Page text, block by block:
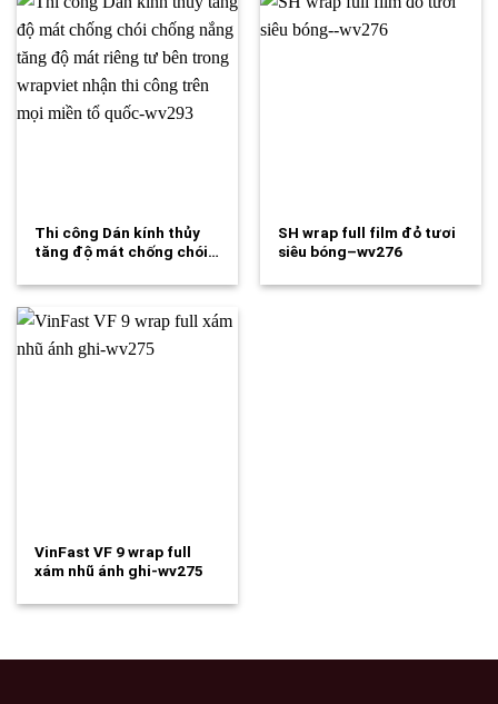
Thi công Dán kính thủy
tăng độ mát chống chói…
SH wrap full film đỏ tươi
siêu bóng–wv276
VinFast VF 9 wrap full
xám nhũ ánh ghi-wv275